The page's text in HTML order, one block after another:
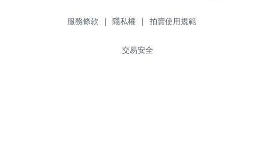
服務條款 | 隱私權 | 拍賣使用規範
交易安全